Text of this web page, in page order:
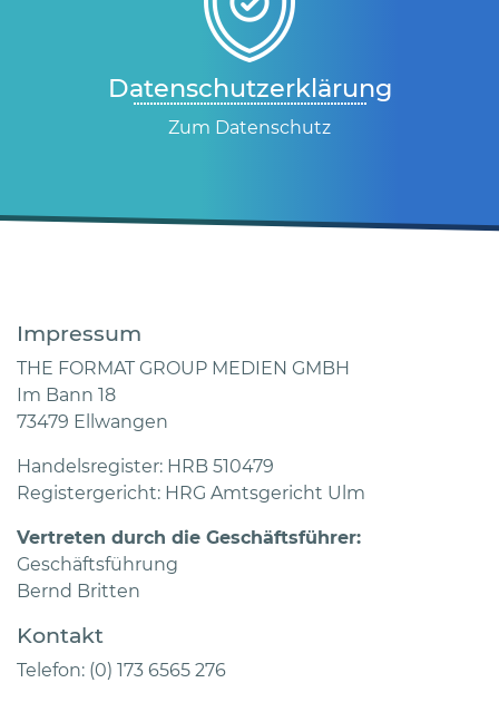
Datenschutz­erklärung
Zum Datenschutz
Impressum
THE FORMAT GROUP MEDIEN GMBH
Im Bann 18
73479 Ellwangen
Handelsregister: HRB 510479
Registergericht: HRG Amtsgericht Ulm
Vertreten durch die Geschäftsführer:
Geschäftsführung
Bernd Britten
Kontakt
Telefon: (0) 173 6565 276